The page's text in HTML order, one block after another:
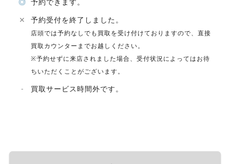
◎ 予約できます。
✕
予約受付を終了しました。
店頭では予約なしでも買取を受け付けておりますので、直接
買取カウンターまでお越しください。
※予約せずに来店されました場合、受付状況によってはお待
ちいただくことがございます。
- 買取サービス時間外です。